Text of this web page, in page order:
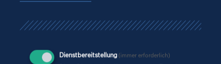
Das unter den Vorgaben eines parallel entwickelten B-
Planes entworfene 2-geschossige Gebäude ordnet sich
parallel zur Straße ein.Dienstbereitstellung(immer erforderlich)